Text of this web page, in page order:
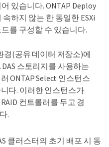
있습니다. ONTAP Deploy
하지 않는 한 동일한 ESXi
를 구성할 수 있습니다.
경(공유 데이터 저장소)에
스토리지를 사용하는
ONTAP Select 인스턴스
다. 이러한 인스턴스가
컨트롤러를 두고 경
.
클러스터의 초기 배포 시 동